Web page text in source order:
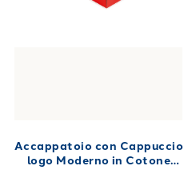
Accappatoio con Cappuccio
logo Moderno in Cotone